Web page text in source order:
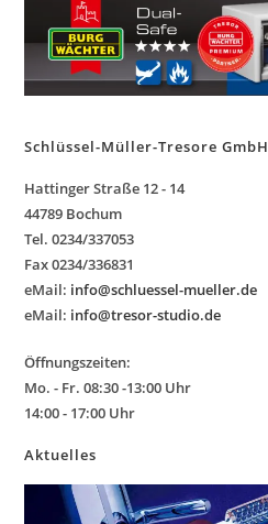
Schlüssel-Müller-Tresore GmbH
Hattinger Straße 12 - 14
44789 Bochum
Tel. 0234/337053
Fax 0234/336831
eMail: info@schluessel-mueller.de
eMail: info@tresor-studio.de
Öffnungszeiten:
Mo. - Fr. 08:30 -13:00 Uhr
14:00 - 17:00 Uhr
Aktuelles